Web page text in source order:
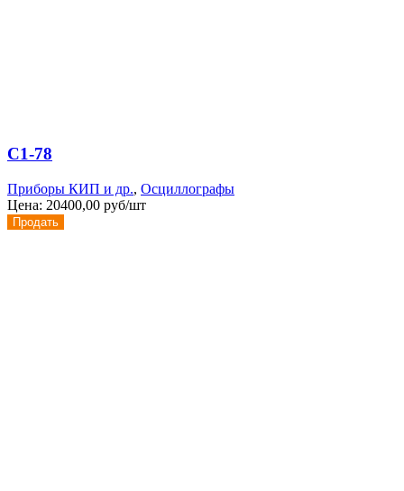
С1-78
Приборы КИП и др., Осциллографы
Цена: 20400,00 руб/шт
Продать